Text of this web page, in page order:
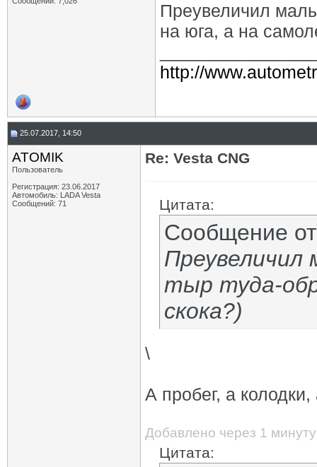
Преувеличил
на юга, а на
http://
25.07.2017, 14:50
ATOMIK
Пользователь
Регистрация: 23.06.2017
Автомобиль: LADA Vesta
Сообщений: 71
Re: Vesta CNG
Цитата:
Сообщение
тыр туда-
скока?)
\
А пробег, а
Добавлено через 1 минуту
Цитата: